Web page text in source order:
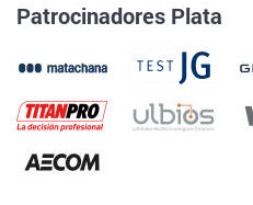
Patrocinadores Plata